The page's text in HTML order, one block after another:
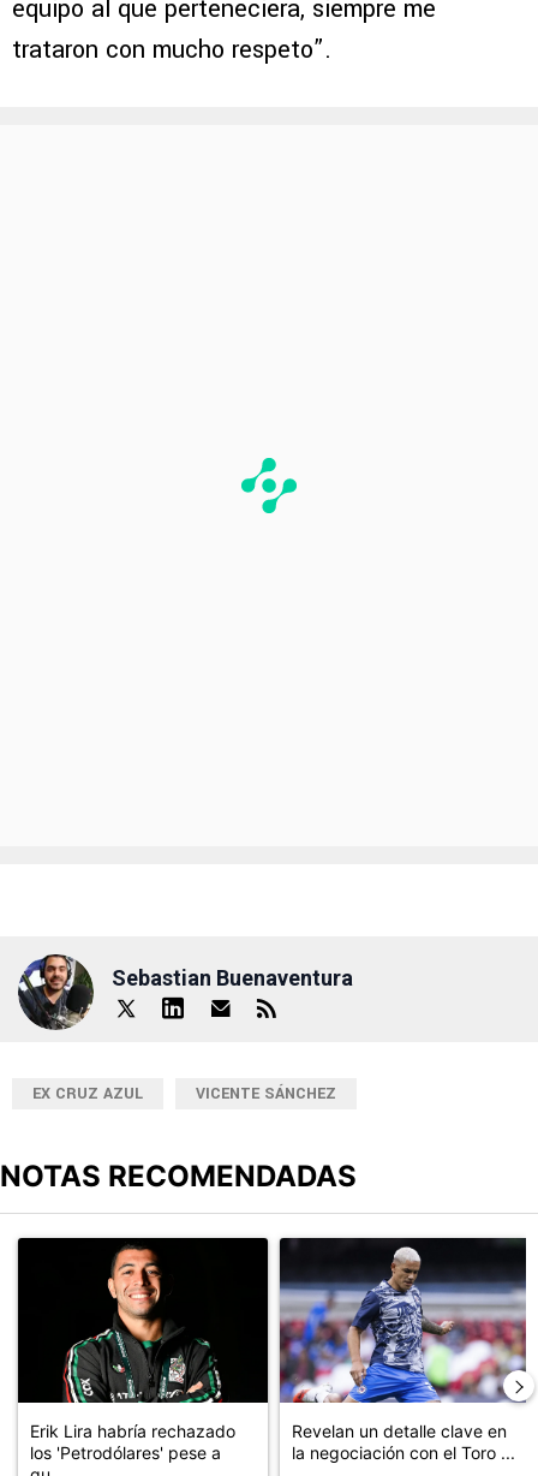
equipo al que perteneciera, siempre me
trataron con mucho respeto”.
Sebastian Buenaventura
EX CRUZ AZUL VICENTE SÁNCHEZ
NOTAS RECOMENDADAS
Un artículo de tendencia con el título "Erik Lira habría
Erik Lira habría rechazado
los 'Petrodólares' pese a
Un artículo de tendencia con
Revelan un detalle clave en
la negociación con el Toro ...